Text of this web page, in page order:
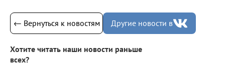
← Вернуться к новостям Другие новости в
Хотите читать наши новости раньше
всех?